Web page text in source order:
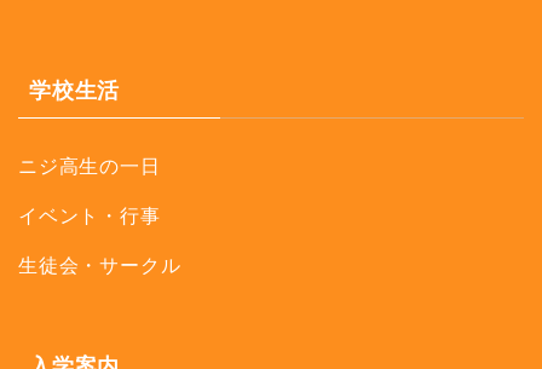
学校生活
ニジ高生の一日
イベント・行事
生徒会・サークル